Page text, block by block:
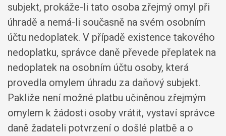
subjekt, prokáže-li tato osoba zřejmý omyl při
úhradě a nemá-li současně na svém osobním
účtu nedoplatek. V případě existence takového
nedoplatku, správce daně převede přeplatek na
nedoplatek na osobním účtu osoby, která
provedla omylem úhradu za daňový subjekt.
Pakliže není možné platbu učiněnou zřejmým
omylem k žádosti osoby vrátit, vystaví správce
daně žadateli potvrzení o došlé platbě a o